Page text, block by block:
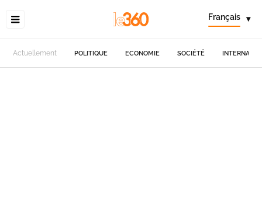
Français ▾
Actuellement POLITIQUE ECONOMIE SOCIÉTÉ